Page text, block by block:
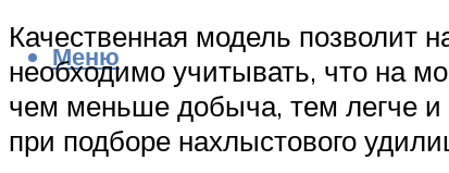
Меню
Качественная модель позволит
необходимо учитывать, что на
чем меньше добыча, тем легче и
при подборе нахлыстового